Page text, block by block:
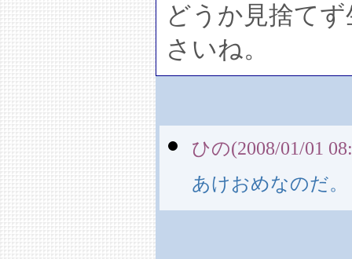
どうか見捨て
さいね。
ひの(2008/01/01
あけおめなのだ。